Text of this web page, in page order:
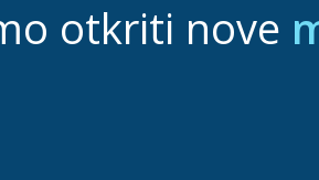
otkriti nove